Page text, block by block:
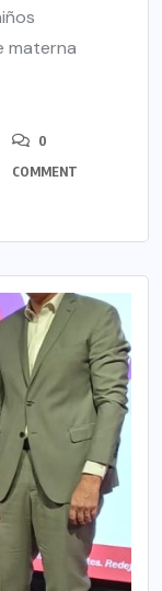
materna
0
COMMENT